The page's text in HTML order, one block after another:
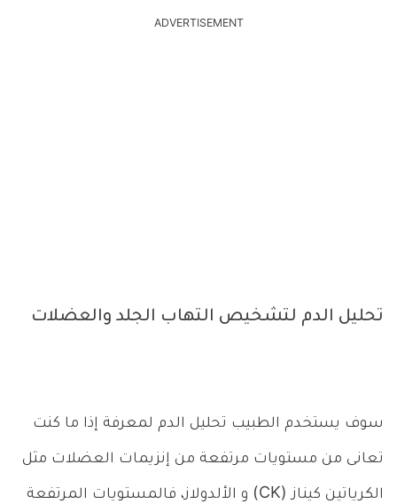
ADVERTISEMENT
تحليل الدم لتشخيص التهاب الجلد والعضلات
سوف يستخدم الطبيب تحليل الدم لمعرفة إذا ما كنت
تعانى من مستويات مرتفعة من إنزيمات العضلات مثل
الكرياتين كيناز (CK) و الألدولاز، فالمستويات المرتفعة